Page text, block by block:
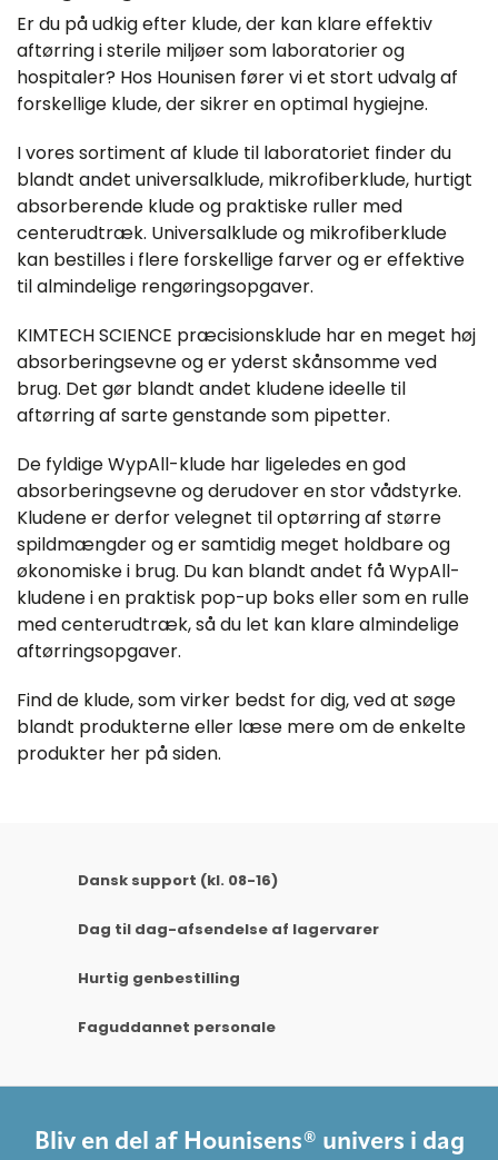
Er du på udkig efter klude, der kan klare effektiv
aftørring i sterile miljøer som laboratorier og
hospitaler? Hos Hounisen fører vi et stort udvalg af
forskellige klude, der sikrer en optimal hygiejne.
I vores sortiment af klude til laboratoriet finder du
blandt andet universalklude, mikrofiberklude, hurtigt
absorberende klude og praktiske ruller med
centerudtræk. Universalklude og mikrofiberklude
kan bestilles i flere forskellige farver og er effektive
til almindelige rengøringsopgaver.
KIMTECH SCIENCE præcisionsklude har en meget høj
absorberingsevne og er yderst skånsomme ved
brug. Det gør blandt andet kludene ideelle til
aftørring af sarte genstande som pipetter.
De fyldige WypAll-klude har ligeledes en god
absorberingsevne og derudover en stor vådstyrke.
Kludene er derfor velegnet til optørring af større
spildmængder og er samtidig meget holdbare og
økonomiske i brug. Du kan blandt andet få WypAll-
kludene i en praktisk pop-up boks eller som en rulle
med centerudtræk, så du let kan klare almindelige
aftørringsopgaver.
Find de klude, som virker bedst for dig, ved at søge
blandt produkterne eller læse mere om de enkelte
produkter her på siden.
Dansk support (kl. 08-16)
Dag til dag-afsendelse af lagervarer
Hurtig genbestilling
Faguddannet personale
Bliv en del af Hounisens® univers i dag